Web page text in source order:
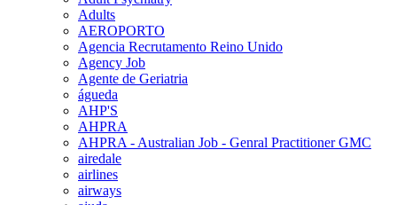
Adults
AEROPORTO
Agencia Recrutamento Reino Unido
Agency Job
Agente de Geriatria
águeda
AHP'S
AHPRA
AHPRA - Australian Job - Genral Practitioner GMC
airedale
airlines
airways